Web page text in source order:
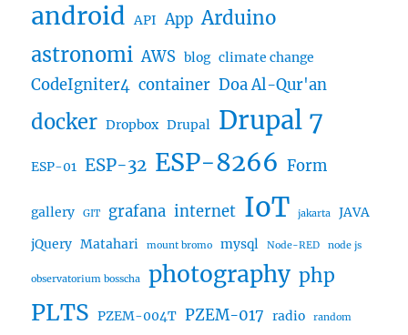
android API App Arduino
astronomi AWS blog climate change
CodeIgniter4 container Doa Al-Qur'an
docker Dropbox Drupal Drupal 7
ESP-01 ESP-32 ESP-8266 Form
gallery GIT grafana internet IoT jakarta
JAVA
jQuery Matahari mount bromo mysql Node-RED node js
observatorium bosscha photography php
PLTS PZEM-004T PZEM-017 radio random